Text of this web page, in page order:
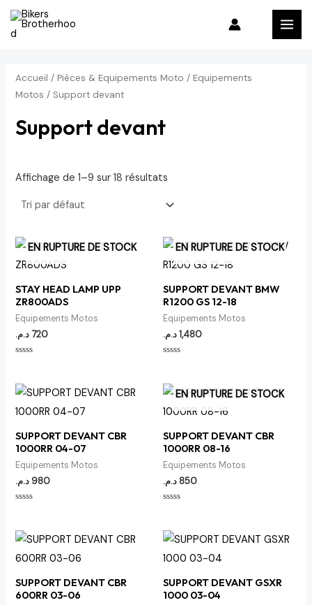
Aller
P
r
m
n
x
Accueil /Pièces & Equipements Moto /Equipements
Motos / Support devant
Support devant
Affichage de 1–9 sur 18 résultats
EN RUPTURE DE STOCK
STAY HEAD LAMP UPP
ZR800ADS
Equipements Motos
720 د.م.
5
EN RUPTURE DE STOCK
SUPPORT DEVANT BMW
R1200 GS 12-18
Equipements Motos
1,480د.م.
5
SUPPORT DEVANT CBR
1000RR 04-07
Equipements Motos
980 د.م.
5
EN RUPTURE DE STOCK
SUPPORT DEVANT CBR
1000RR 08-16
Equipements Motos
850 د.م.
5
SUPPORT DEVANT CBR
600RR 03-06
SUPPORT DEVANT GSXR
1000 03-04